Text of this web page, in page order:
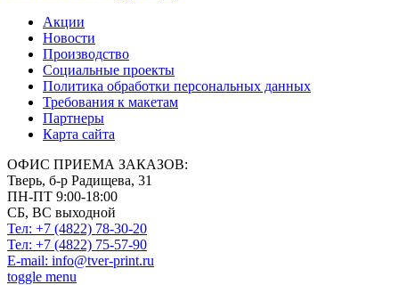
Акции
Новости
Производство
Социальные проекты
Политика обработки персональных данных
Требования к макетам
Партнеры
Карта сайта
ОФИС ПРИЕМА ЗАКАЗОВ:
Тверь, б-р Радищева, 31
ПН-ПТ 9:00-18:00
СБ, ВС выходной
Тел: +7 (4822) 78-30-20
Тел: +7 (4822) 75-57-90
E-mail: info@tver-print.ru
toggle menu